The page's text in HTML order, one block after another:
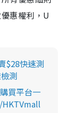
惠權利，U
$28快速測
測
買平台一